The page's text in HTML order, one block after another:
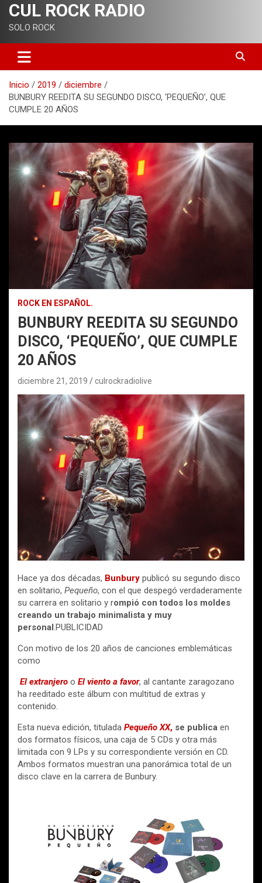
CUL ROCK RADIO
SOLO ROCK
Inicio 2019
diciembre
BUNBURY REEDITA SU SEGUNDO DISCO, ‘PEQUEÑO’, QUE
CUMPLE 20 AÑOS
ROCK EN ESPAÑOL.
BUNBURY REEDITA SU SEGUNDO
DISCO, ‘PEQUEÑO’, QUE CUMPLE
20 AÑOS
diciembre 21, 2019 culrockradiolive
Hace ya dos décadas, Bunbury publicó su segundo disco
en solitario, Pequeño, con el que despegó verdaderamente
su carrera en solitario y rompió con todos los moldes
creando un trabajo minimalista y muy
personal .PUBLICIDAD
Con motivo de los 20 años de canciones emblemáticas
como
El extranjero o El viento a favor, al cantante zaragozano
ha reeditado este álbum con multitud de extras y
contenido.
Esta nueva edición, titulada Pequeño XX, se publica en
dos formatos físicos, una caja de 5 CDs y otra más
limitada con 9 LPs y su correspondiente versión en CD.
Ambos formatos muestran una panorámica total de un
disco clave en la carrera de Bunbury.